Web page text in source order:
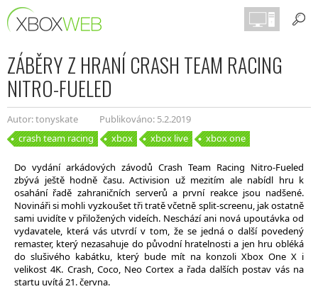
ZÁBĚRY Z HRANÍ CRASH TEAM RACING
NITRO-FUELED
Autor: tonyskate
Publikováno: 5.2.2019
crash team racing
xbox xbox live xbox one
Do vydání arkádových závodů Crash Team Racing Nitro-Fueled
zbývá ještě hodně času. Activision už mezitím ale nabídl hru k
osahání řadě zahraničních serverů a první reakce jsou nadšené.
Novináři si mohli vyzkoušet tři tratě včetně split-screenu, jak ostatně
sami uvidíte v přiložených videích. Neschází ani nová upoutávka od
vydavatele, která vás utvrdí v tom, že se jedná o další povedený
remaster, který nezasahuje do původní hratelnosti a jen hru obléká
do slušivého kabátku, který bude mít na konzoli Xbox One X i
velikost 4K. Crash, Coco, Neo Cortex a řada dalších postav vás na
startu uvítá 21. června.